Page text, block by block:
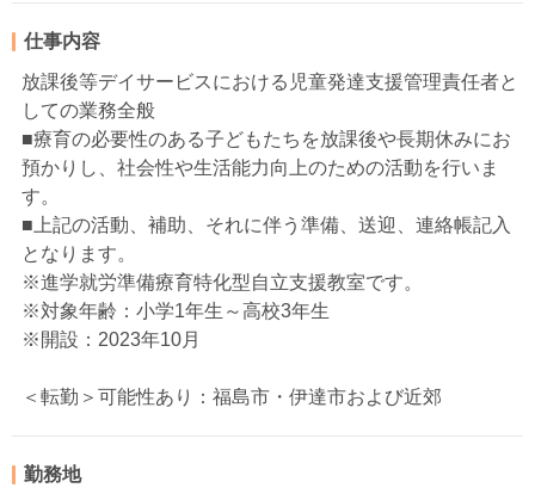
仕事内容
放課後等デイサービスにおける児童発達支援管理責任者と
しての業務全般
■療育の必要性のある子どもたちを放課後や長期休みにお
預かりし、社会性や生活能力向上のための活動を行いま
す。
■上記の活動、補助、それに伴う準備、送迎、連絡帳記入
となります。
※進学就労準備療育特化型自立支援教室です。
※対象年齢：小学1年生～高校3年生
※開設：2023年10月
＜転勤＞可能性あり：福島市・伊達市および近郊
勤務地